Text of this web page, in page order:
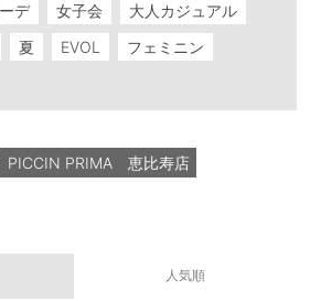
デ 女子会
大人カジュアル
夏 EVOL
フェミニン
PICCIN PRIMA 恵比寿店
人気順